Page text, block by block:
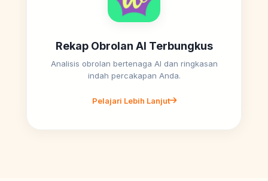
Rekap Obrolan AI Terbungkus
Analisis obrolan bertenaga AI dan ringkasan
indah percakapan Anda.
Pelajari Lebih Lanjut